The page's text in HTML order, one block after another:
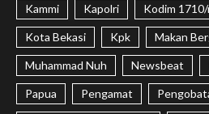
Kammi Kapolri Kodim 1710/
Kota Bekasi Kpk Makan
Muhammad Nuh Newsbeat
Papua Pengamat